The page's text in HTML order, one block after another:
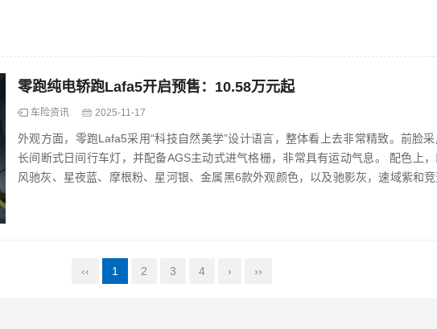
零跑纯电轿跑Lafa5开启预售：10.58万元起
车险资讯 2025-11-17
外观方面，零跑Lafa5采用“科技自然美学”设计语言，整体看上去非常精致。前脸
长间断式日间行车灯，并配备AGS主动式进气格栅，非常具有运动气息。 配色上，新车共推出电掣黄、
风驰灰、星夜蓝、摩根粉、星河银、金属黑6款外观颜色，以及驰影灰，速域紫和竞
‹‹ 1 2 3 4 › ››